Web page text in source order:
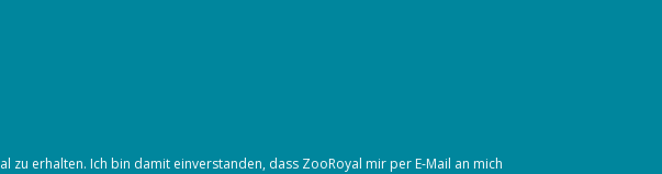
zu erhalten. Ich bin damit einverstanden, dass ZooRoyal mir per E-Mail an mich